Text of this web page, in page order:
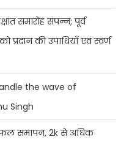
समारोह संपन्न; पूर्व
प्रदान की उपाधियाँ एवं स्वर्ण
the wave of
Singh
समापन, 2k से अधिक